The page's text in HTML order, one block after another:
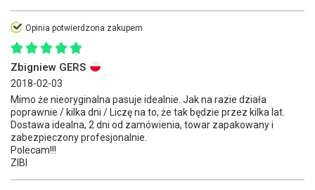
Opinia potwierdzona zakupem
Zbigniew GERS
2018-02-03
Mimo że nieoryginalna pasuje idealnie. Jak na razie działa
poprawnie / kilka dni / Liczę na to, że tak będzie przez kilka lat.
Dostawa idealna, 2 dni od zamówienia, towar zapakowany i
zabezpieczony profesjonalnie.
Polecam!!!
ZIBI